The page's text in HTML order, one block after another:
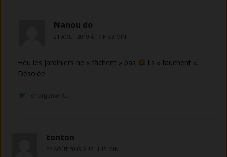
Nanou do
21 AOÛT 2019 À 17 H 53 MIN
Heu les jardiniers ne « fâchent » pas
ils « fauchent ».
Désolée
chargement…
tonton
22 AOÛT 2019 À 17 H 15 MIN